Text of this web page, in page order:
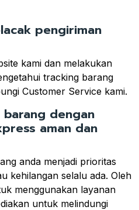
pengiriman
kami dan melakukan
tracking barang
Customer Service kami.
dengan
aman dan
anda menjadi prioritas
kehilangan selalu ada. Oleh
menggunakan layanan
untuk melindungi